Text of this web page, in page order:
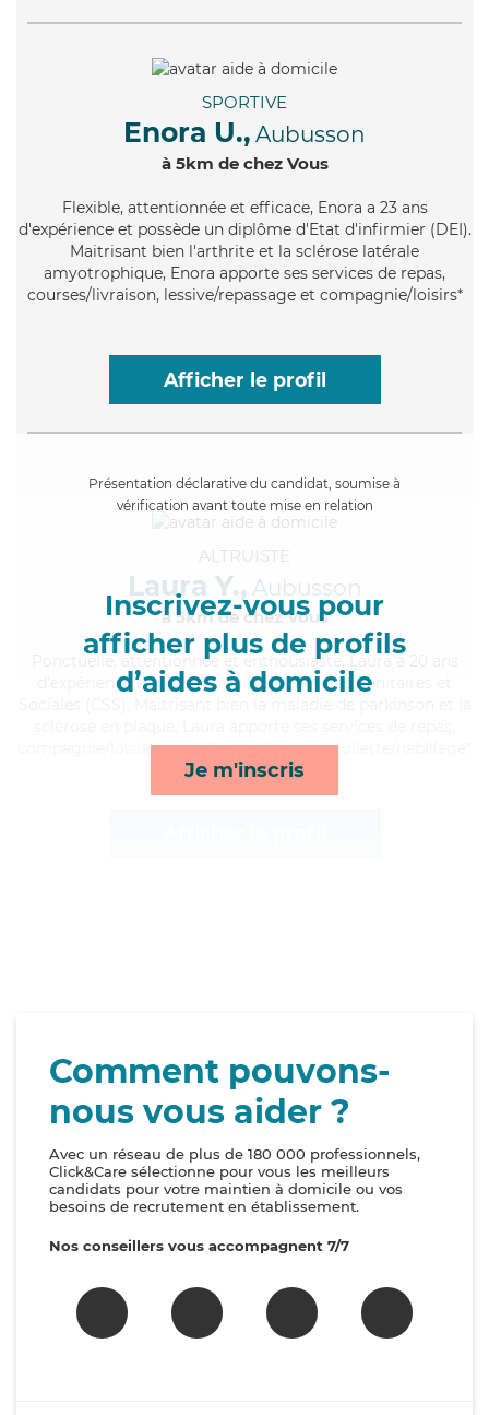
SPORTIVE
Enora U., Aubusson
à 5km de chez Vous
Flexible, attentionnée et efficace, Enora a 23 ans
d'expérience et possède un diplôme d'Etat d'infirmier (DEI).
Maitrisant bien l'arthrite et la sclérose latérale
amyotrophique, Enora apporte ses services de repas,
courses/livraison, lessive/repassage et compagnie/loisirs*
Afficher le profil
Présentation déclarative du candidat, soumise à
vérification avant toute mise en relation
Inscrivez-vous pour
afficher plus de profils
d’aides à domicile
Je m'inscris
ALTRUISTE
Laura Y., Aubusson
à 5km de chez Vous
, attentionnée et enthousiaste, Laura a 20 ans
d'expérience et possède un BEP Carrières Sanitaires et
compagnie/loisirs, surveillance de nuit et toilette/habillage*
Comment pouvons-
nous vous aider ?
Avec un réseau de plus de 180 000 professionnels,
Click&Care sélectionne pour vous les meilleurs
candidats pour votre maintien à domicile ou vos
besoins de recrutement en établissement.
Nos conseillers vous accompagnent 7/7